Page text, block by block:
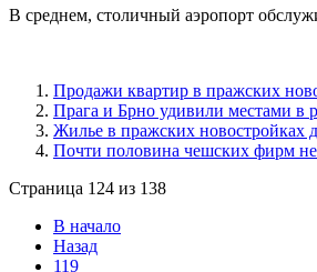
В среднем, столичный аэропорт
Продажи квартир в пражских
Прага и Брно удивили местами в
Жилье в пражских новостройках
Почти половина чешских фирм не
Страница 124 из 138
В начало
Назад
119